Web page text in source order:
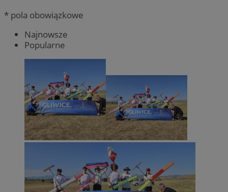
* pola obowiązkowe
Najnowsze
Popularne